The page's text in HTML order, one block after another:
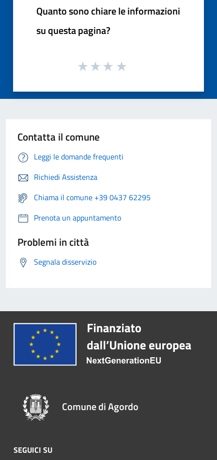
Quanto sono chiare le informazioni
su questa pagina?
Contatta il comune
Leggi le domande frequenti
Richiedi Assistenza
Chiama il comune +39 0437 62295
Prenota un appuntamento
Problemi in città
Segnala disservizio
Comune di Agordo
SEGUICI SU